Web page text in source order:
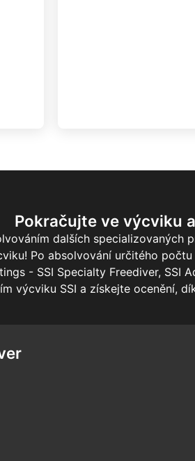
Pokračujte ve výcviku
dalších
Po absolvování určitého
- SSI Specialty Freediver, SSI
výcviku SSI a získejte ocenění,